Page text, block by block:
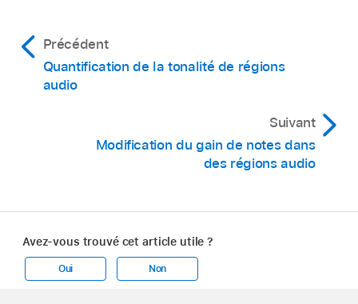
Précédent
Quantification de la tonalité de régions
audio
Suivant
Modification du gain de notes dans
des régions audio
Avez-vous trouvé cet article utile ?
Oui Non